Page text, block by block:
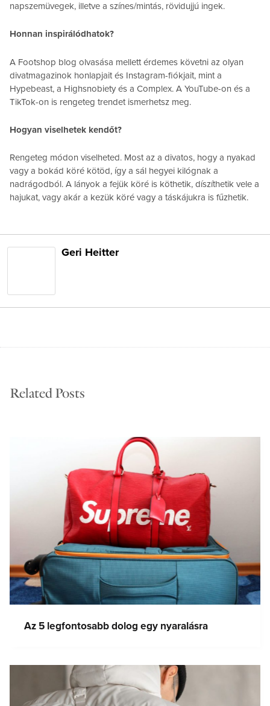
napszemüvegek, illetve a színes/mintás, rövidujjú ingek.
Honnan inspirálódhatok?
A Footshop blog olvasása mellett érdemes követni az olyan
divatmagazinok honlapjait és Instagram-fiókjait, mint a
Hypebeast, a Highsnobiety és a Complex. A YouTube-on és a
TikTok-on is rengeteg trendet ismerhetsz meg.
Hogyan viselhetek kendőt?
Rengeteg módon viselheted. Most az a divatos, hogy a nyakad
vagy a bokád köré kötöd, így a sál hegyei kilógnak a
nadrágodból. A lányok a fejük köré is köthetik, díszíthetik vele a
hajukat, vagy akár a kezük köré vagy a táskájukra is fűzhetik.
Geri Heitter
Related Posts
Az 5 legfontosabb dolog egy nyaralásra